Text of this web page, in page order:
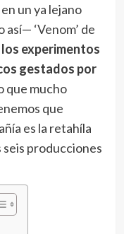
un ya lejano
así— ‘Venom’ de
los experimentos
gestados por
que mucho
que
es la retahíla
seis producciones